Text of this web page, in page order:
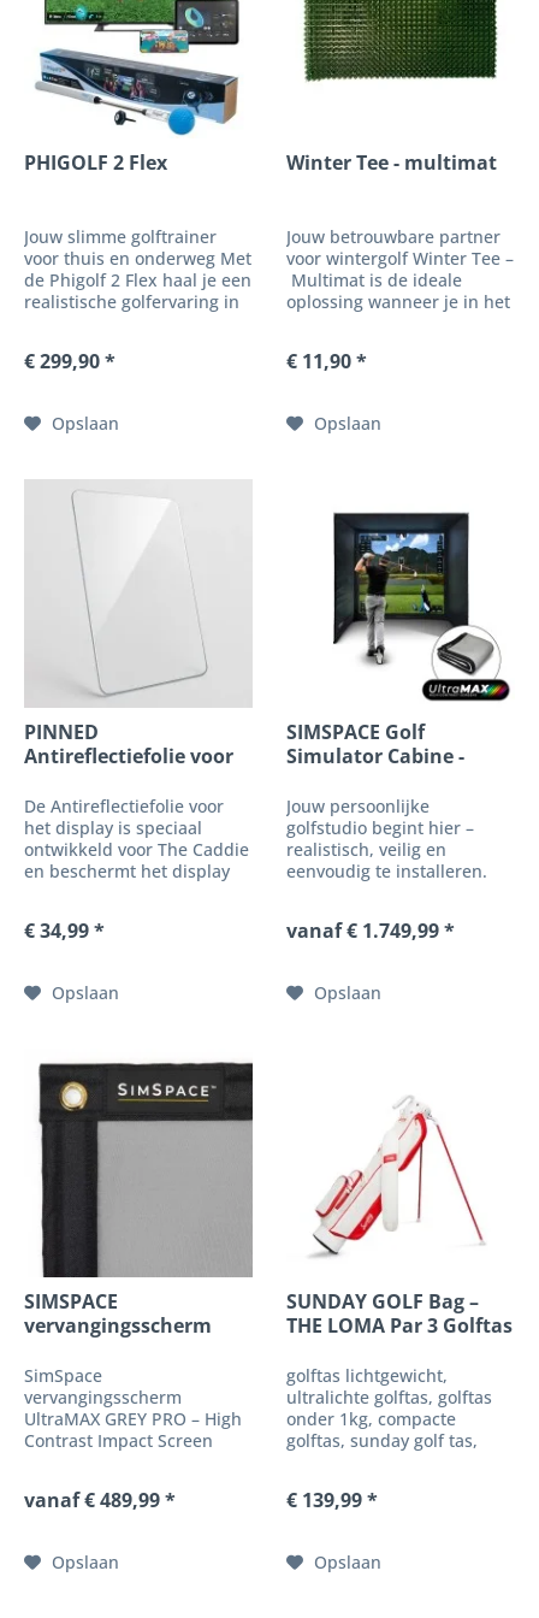
PHIGOLF 2 Flex
Jouw slimme golftrainer
voor thuis en onderweg Met
de Phigolf 2 Flex haal je een
realistische golfervaring in
geavanceerde
golfbanen van over de hele
wereld. Geen net...
€ 299,90 *
Opslaan
Winter Tee - multimat
Jouw betrouwbare partner
voor wintergolf Winter Tee –
Multimat is de ideale
oplossing wanneer je in het
beschermt de baan en
omstandigheden bij elke
swing....
€ 11,90 *
Opslaan
PINNED
Antireflectiefolie voor
De Antireflectiefolie voor
het display is speciaal
ontwikkeld voor The Caddie
en beschermt het display
dagelijkse slijtage. Het
oppervlak behoudt een
optimale beeldkwaliteit...
€ 34,99 *
Opslaan
SIMSPACE Golf
Simulator Cabine -
Jouw persoonlijke
golfstudio begint hier –
realistisch, veilig en
eenvoudig te installeren.
vanaf € 1.749,99 *
Opslaan
SIMSPACE
vervangingsscherm
SimSpace
vervangingsscherm
UltraMAX GREY PRO – High
Contrast Impact Screen
weer naar premium-niveau
UltraMAX GREY PRO – de
vanaf € 489,99 *
Opslaan
SUNDAY GOLF Bag –
THE LOMA Par 3 Golftas
golftas lichtgewicht,
ultralichte golftas, golftas
onder 1kg, compacte
golftas, sunday golf tas,
voor driving range,
golftas met...
€ 139,99 *
Opslaan